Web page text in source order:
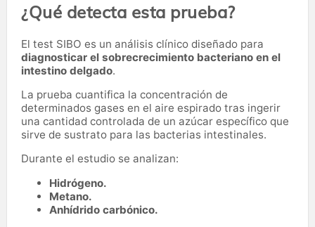
¿Qué detecta esta prueba?
El test SIBO es un análisis clínico diseñado para
diagnosticar el sobrecrecimiento bacteriano en el
intestino delgado.
La prueba cuantifica la concentración de
determinados gases en el aire espirado tras ingerir
una cantidad controlada de un azúcar específico que
sirve de sustrato para las bacterias intestinales.
Durante el estudio se analizan:
Hidrógeno.
Metano.
Anhídrido carbónico.